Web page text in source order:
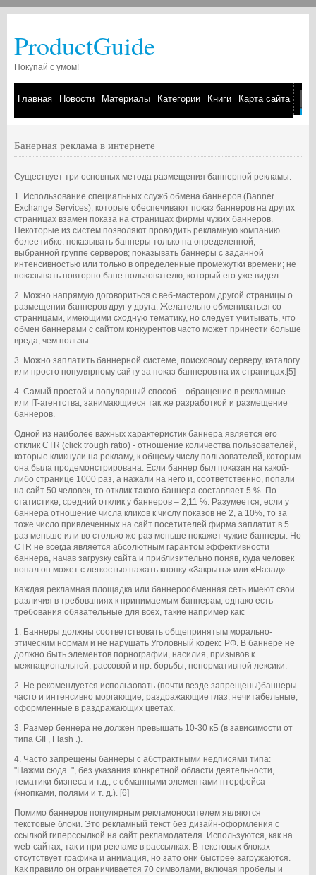
ProductGuide
Покупай с умом!
Главная Новости Материалы Категории Книги Карта сайта
Банерная реклама в интернете
Существует три основных метода размещения баннерной рекламы:
1. Использование специальных служб обмена баннеров (Banner
Exchange Services), которые обеспечивают показ баннеров на других
страницах взамен показа на страницах фирмы чужих баннеров.
Некоторые из систем позволяют проводить рекламную компанию
более гибко: показывать баннеры только на определенной,
выбранной группе серверов; показывать баннеры с заданной
интенсивностью или только в определенные промежутки времени; не
показывать повторно бане пользователю, который его уже видел.
2. Можно напрямую договориться с веб-мастером другой страницы о
размещении баннеров друг у друга. Желательно обмениваться со
страницами, имеющими сходную тематику, но следует учитывать, что
обмен баннерами с сайтом конкурентов часто может принести больше
вреда, чем пользы
3. Можно заплатить баннерной системе, поисковому серверу, каталогу
или просто популярному сайту за показ баннеров на их страницах.[5]
4. Самый простой и популярный способ – обращение в рекламные
или IT-агентства, занимающиеся так же разработкой и размещение
баннеров.
Одной из наиболее важных характеристик баннера является его
отклик CTR (click trough ratio) - отношение количества пользователей,
которые кликнули на рекламу, к общему числу пользователей, которым
она была продемонстрирована. Если баннер был показан на какой-
либо странице 1000 раз, а нажали на него и, соответственно, попали
на сайт 50 человек, то отклик такого баннера составляет 5 %. По
статистике, средний отклик у баннеров – 2,11 %. Разумеется, если у
баннера отношение числа кликов к числу показов не 2, а 10%, то за
тоже число привлеченных на сайт посетителей фирма заплатит в 5
раз меньше или во столько же раз меньше покажет чужие баннеры. Но
CTR не всегда является абсолютным гарантом эффективности
баннера, начав загрузку сайта и приблизительно поняв, куда человек
попал он может с легкостью нажать кнопку «Закрыть» или «Назад».
Каждая рекламная площадка или баннерообменная сеть имеют свои
различия в требованиях к принимаемым баннерам, однако есть
требования обязательные для всех, такие например как:
1. Баннеры должны соответствовать общепринятым морально-
этическим нормам и не нарушать Уголовный кодекс РФ. В баннере не
должно быть элементов порнографии, насилия, призывов к
межнациональной, рассовой и пр. борьбы, ненормативной лексики.
2. Не рекомендуется использовать (почти везде запрещены)баннеры
часто и интенсивно моргающие, раздражающие глаз, нечитабельные,
оформленные в раздражающих цветах.
3. Размер беннера не должен превышать 10-30 кБ (в зависимоcти от
типа GIF, Flash .).
4. Часто запрещены баннеры с абстрактными недписями типа:
"Нажми сюда .", без указания конкретной области деятельности,
тематики бизнеса и т.д., с обманными элементами нтерфейса
(кнопками, полями и т. д.). [6]
Помимо баннеров популярным рекламоносителем являются
текстовые блоки. Это рекламный текст без дизайн-оформления с
ссылкой гиперссылкой на сайт рекламодателя. Используются, как на
web-сайтах, так и при рекламе в рассылках. В текстовых блоках
отсутствует графика и анимация, но зато они быстрее загружаются.
Как правило он ограничивается 70 символами, включая пробелы и